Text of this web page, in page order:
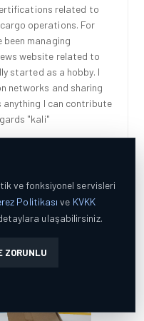
related to
operations. For
been managing
website related to
started as a hobby. I
networks and sharing
anything I can contribute
"kali"
ve fonksiyonel servisleri
Politikası ve KVKK
ulaşabilirsiniz.
ZORUNLU